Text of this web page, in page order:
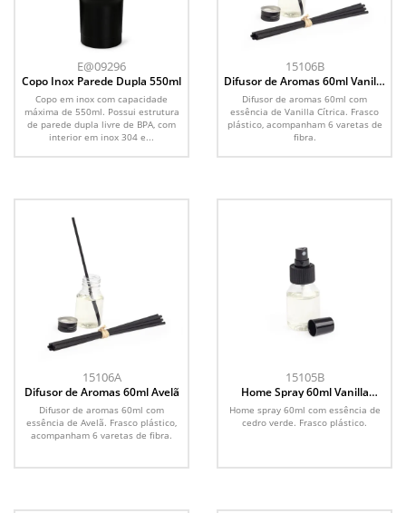
E@09296
Copo Inox Parede Dupla 550ml
Copo em inox com capacidade
máxima de 550ml. Possui estrutura
de parede dupla livre de BPA, com
interior em inox 304 e...
15106B
Difusor de Aromas 60ml Vanilla
Difusor de aromas 60ml com
essência de Vanilla Cítrica. Frasco
plástico, acompanham 6 varetas de
fibra.
15106A
Difusor de Aromas 60ml Avelã
Difusor de aromas 60ml com
essência de Avelã. Frasco plástico,
acompanham 6 varetas de fibra.
15105B
Home Spray 60ml Vanilla
Cítrica
Home spray 60ml com essência de
cedro verde. Frasco plástico.